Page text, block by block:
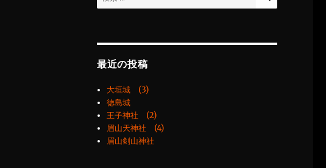
索:
最近の投稿
大垣城 (3)
徳島城
王子神社 (2)
眉山天神社 (4)
眉山剣山神社